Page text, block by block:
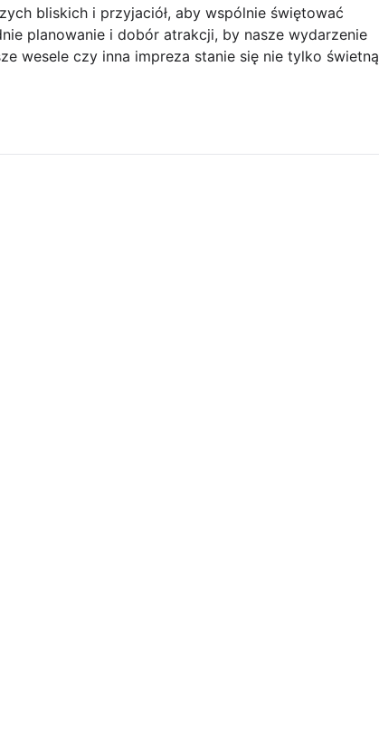
bliskich i przyjaciół, aby wspólnie świętować
planowanie i dobór atrakcji, by nasze wydarzenie
wesele czy inna impreza stanie się nie tylko świetną